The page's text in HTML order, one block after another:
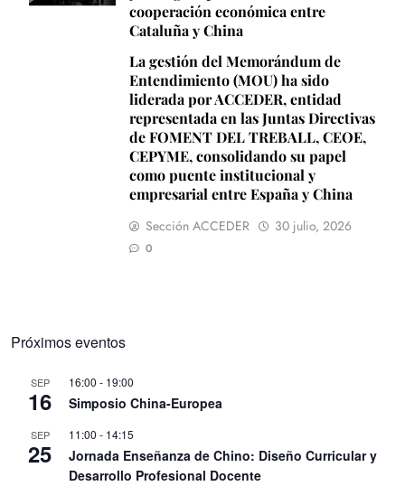
cooperación económica entre
Cataluña y China
La gestión del Memorándum de
Entendimiento (MOU) ha sido
liderada por ACCEDER, entidad
representada en las Juntas Directivas
de FOMENT DEL TREBALL, CEOE,
CEPYME, consolidando su papel
como puente institucional y
empresarial entre España y China
Sección ACCEDER 30 julio, 2026
0
Próximos eventos
SEP
16
16:00 - 19:00
Simposio China-Europea
SEP
25
11:00 - 14:15
Jornada Enseñanza de Chino: Diseño Curricular y
Desarrollo Profesional Docente